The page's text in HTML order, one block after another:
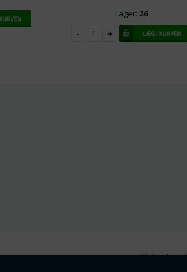
Lager: 26